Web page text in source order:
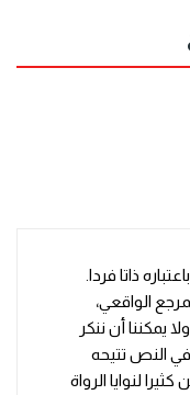
ذاتا فردا.
الواقعي،
يمكننا أن ننكر
النص تتيحه
لنوايا الرواة